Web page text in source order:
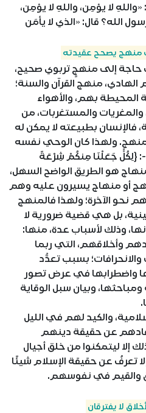
لا يؤمِن، واللهِ لا يؤمِن،
الله؟ قال: «الذي لا يأمَن
منهج يصحح عقيدته
إلى منهجٍ تربوي صحيح،
منهج القرآن والسنة؛
المحيطة بهم، والأهواء
والمغريات والمستغربات، من
فالإنسان بطبيعته لا يمكن له
ولهذا كان الوحي نفسه
: {لِكُلٍّ جَعَلْنَا مِنكُمْ شِرْعَةً
48)، والمنهاج هو الطريق الواضح السهل،
أو منهاج يسيرون عليه وهم
نحو الآخرة؛ ولهذا فالمنهج
بل هي قضية ضرورية لا
وذلك لأسباب عدة، منها:
وأخلاقهم، التي ربما
بسبب تعدُّد
واضطرابها في عرض تصور
وبيان سبل الوقاية
والكيد لهم في الليل
عن حقيقة دينهم
إلا ليتمكنوا من خلق أجيال
تعرفُ عن حقيقة الإسلام شيئًا
والقيم في نفوسهم.
لا يفترقان